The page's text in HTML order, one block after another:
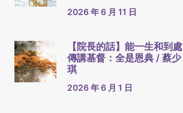
2026 年 6 月 11 日
【院長的話】能一生和到處
傳講基督：全是恩典 / 蔡少
琪
2026 年 6 月 1 日